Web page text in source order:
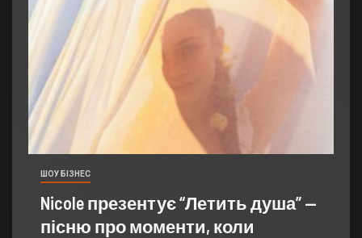
ШОУ БІЗНЕС
Nicole презентує “Летить душа” —
пісню про моменти, коли